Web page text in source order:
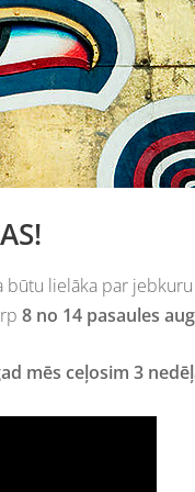
lielāka par
8 no 14 pasaules
mēs ceļosim 3